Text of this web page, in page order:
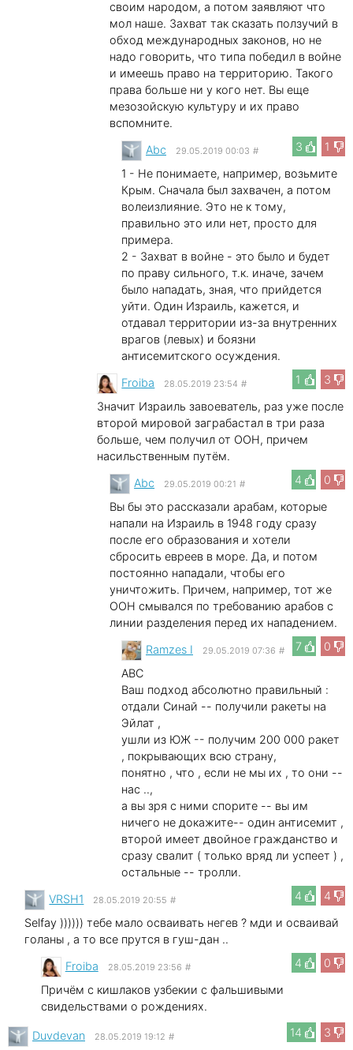
своим народом, а потом заявляют что
мол наше. Захват так сказать ползучий в
обход международных законов, но не
надо говорить, что типа победил в войне
и имеешь право на территорию. Такого
права больше ни у кого нет. Вы еще
мезозойскую культуру и их право
вспомните.
3
1
Abc 29.05.2019 00:03 #
1 - Не понимаете, например, возьмите
Крым. Сначала был захвачен, а потом
волеизлияние. Это не к тому,
правильно это или нет, просто для
примера.
2 - Захват в войне - это было и будет
по праву сильного, т.к. иначе, зачем
было нападать, зная, что прийдется
уйти. Один Израиль, кажется, и
отдавал территории из-за внутренних
врагов (левых) и боязни
антисемитского осуждения.
1
3
Froiba 28.05.2019 23:54 #
Значит Израиль завоеватель, раз уже после
второй мировой заграбастал в три раза
больше, чем получил от ООН, причем
насильственным путём.
4
0
Abc 29.05.2019 00:21 #
Вы бы это рассказали арабам, которые
напали на Израиль в 1948 году сразу
после его образования и хотели
сбросить евреев в море. Да, и потом
постоянно нападали, чтобы его
уничтожить. Причем, например, тот же
ООН смывался по требованию арабов с
линии разделения перед их нападением.
7
0
Ramzes I 29.05.2019 07:36 #
ABC
Ваш подход абсолютно правильный :
отдали Синай -- получили ракеты на
Эйлат ,
ушли из ЮЖ -- получим 200 000 ракет
, покрывающих всю страну,
понятно , что , если не мы их , то они --
нас ..,
а вы зря с ними спорите -- вы им
ничего не докажите-- один антисемит ,
второй имеет двойное гражданство и
сразу свалит ( только вряд ли успеет ) ,
остальные -- тролли.
4
4
VRSH1 28.05.2019 20:55 #
Selfay )))))) тебе мало осваивать негев ? мди и осваивай
голаны , а то все прутся в гуш-дан ..
4
0
Froiba 28.05.2019 23:56 #
Причём с кишлаков узбекии с фальшивыми
свидельствами о рождениях.
14
3
Duvdevan 28.05.2019 19:12 #